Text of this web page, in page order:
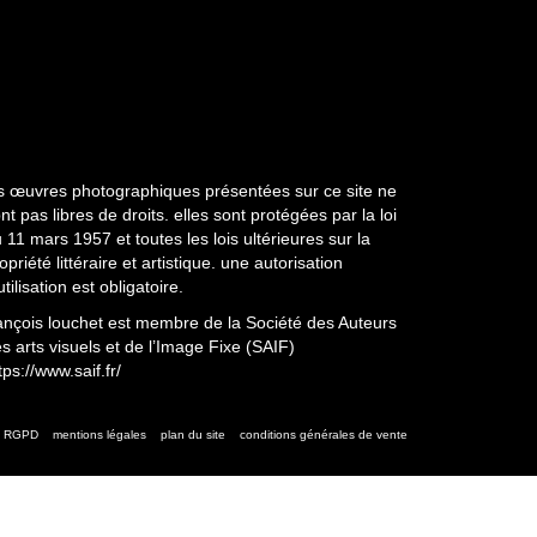
œuvres photographiques présentées sur ce site ne
pas libres de droits. elles sont protégées par la loi
11 mars 1957 et toutes les lois ultérieures sur la
littéraire et artistique. une autorisation
est obligatoire.
louchet est membre de la Société des Auteurs
arts visuels et de l’Image Fixe (SAIF)
www.saif.fr/
RGPD mentions légales plan du site conditions générales de vente